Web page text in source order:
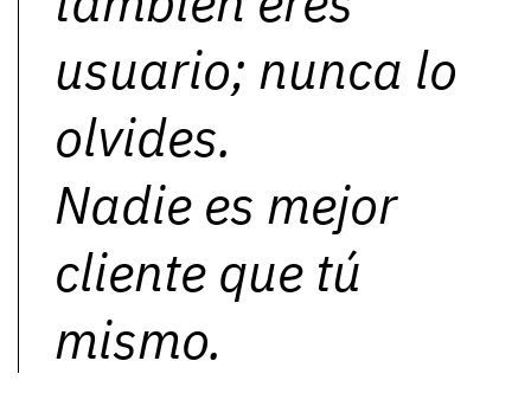
usuario; nunca lo
olvides.
Nadie es mejor
cliente que tú
mismo.